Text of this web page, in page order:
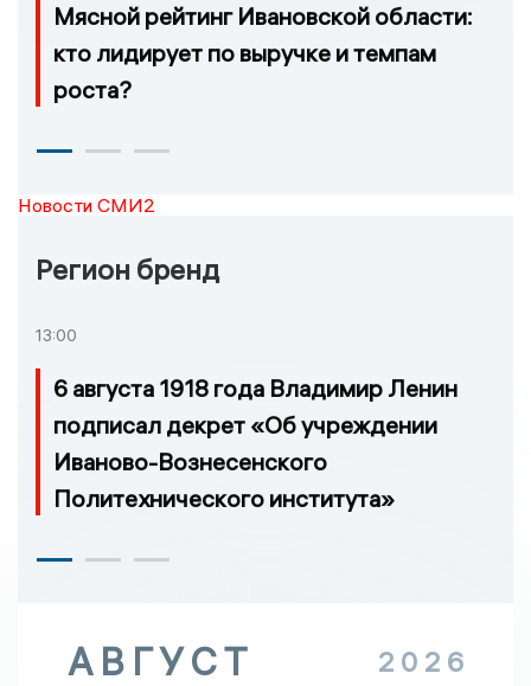
Мясной рейтинг Ивановской области:
кто лидирует по выручке и темпам
роста?
Новости СМИ2
Регион бренд
13:00
6 августа 1918 года Владимир Ленин
подписал декрет «Об учреждении
Иваново-Вознесенского
Политехнического института»
АВГУСТ 2026